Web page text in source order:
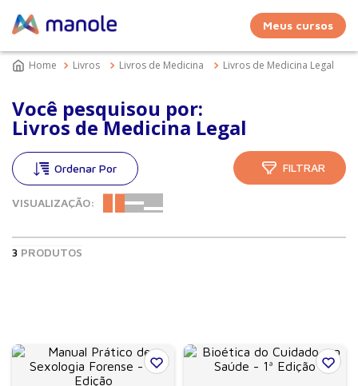
Meus cursos
Livros Livros de Medicina Livros de Medicina Legal
Você pesquisou por:
Livros de Medicina Legal
VISUALIZAÇÃO:
FILTRAR
3 PRODUTOS